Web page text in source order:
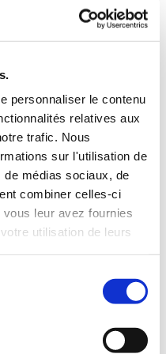
personnaliser le contenu
relatives aux
trafic. Nous
sur l'utilisation de
médias sociaux, de
combiner celles-ci
leur avez fournies
utilisation de leurs